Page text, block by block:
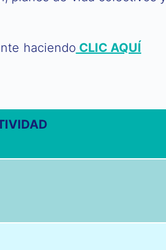
haciendo CLIC AQUÍ